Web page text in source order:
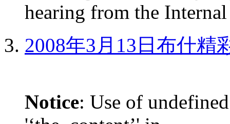
hearing from the
2008年3月13日布什精
Notice: Use of